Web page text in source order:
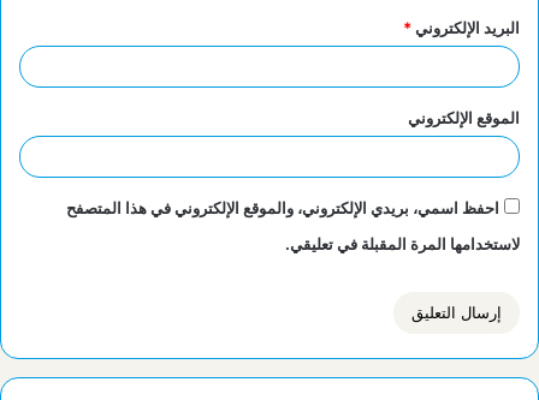
البريد الإلكتروني*
الموقع الإلكتروني
احفظ اسمي، بريدي الإلكتروني، والموقع الإلكتروني في هذا المتصفح
لاستخدامها المرة المقبلة في تعليقي.